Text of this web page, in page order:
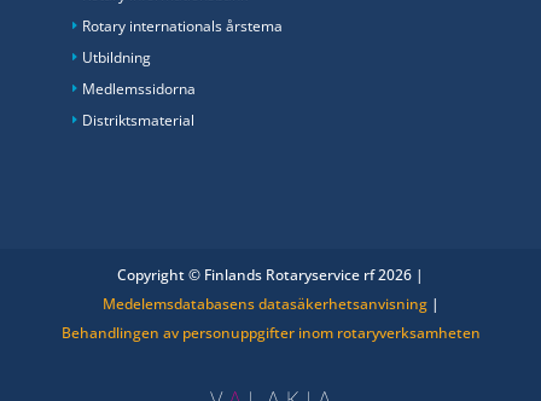
Rotary internationals årstema
Utbildning
Medlemssidorna
Distriktsmaterial
Copyright © Finlands Rotaryservice rf 2026 |
Medelemsdatabasens datasäkerhetsanvisning|
Behandlingen av personuppgifter inom rotaryverksamheten